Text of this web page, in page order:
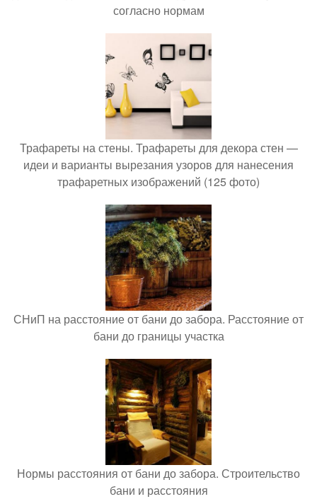
согласно нормам
Трафареты на стены. Трафареты для декора стен —
идеи и варианты вырезания узоров для нанесения
трафаретных изображений (125 фото)
СНиП на расстояние от бани до забора. Расстояние от
бани до границы участка
Нормы расстояния от бани до забора. Строительство
бани и расстояния